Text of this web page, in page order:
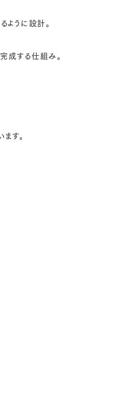
ように設計。
成する仕組み。
す。